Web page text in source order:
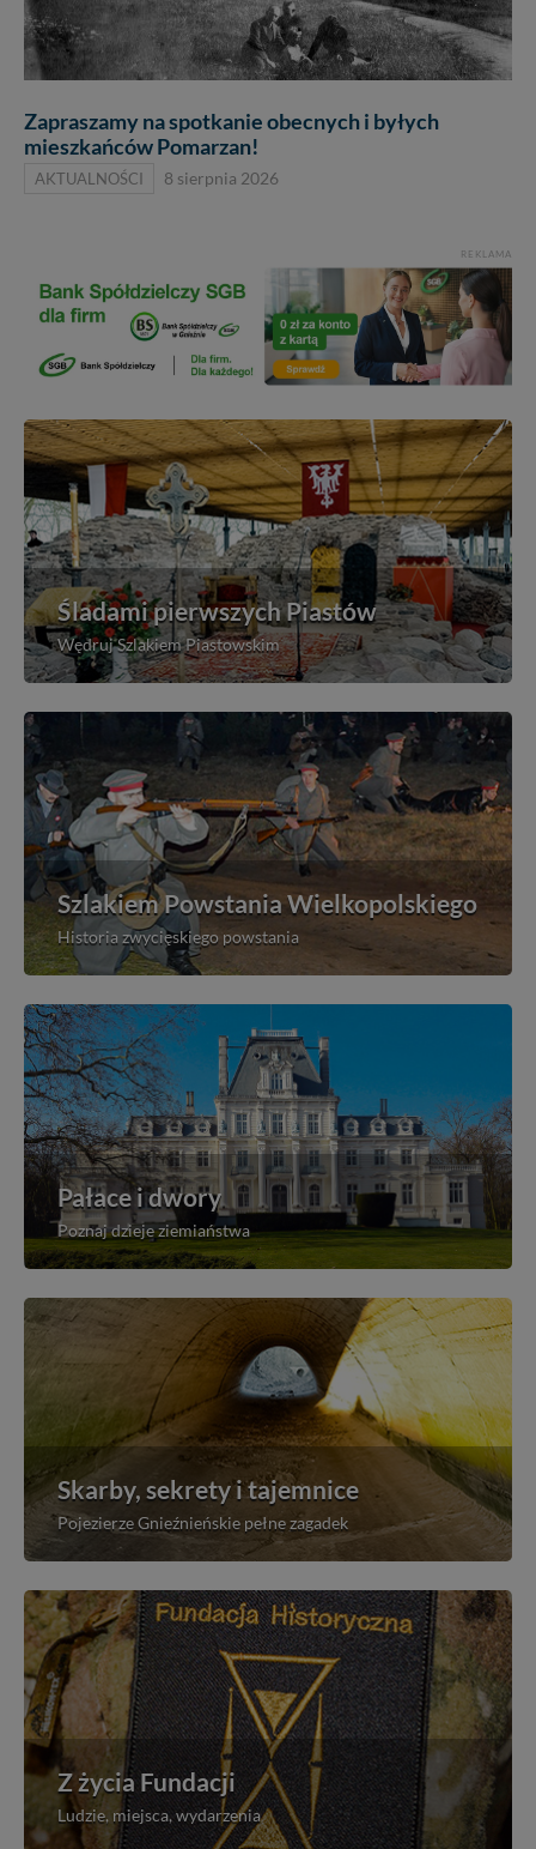
Zapraszamy na spotkanie obecnych i byłych
mieszkańców Pomarzan!
AKTUALNOŚCI 8 sierpnia 2026
REKLAMA
Śladami pierwszych Piastów
Wędruj Szlakiem Piastowskim
Szlakiem Powstania Wielkopolskiego
Historia zwycięskiego powstania
Pałace i dwory
Poznaj dzieje ziemiaństwa
Skarby, sekrety i tajemnice
Pojezierze Gnieźnieńskie pełne zagadek
Z życia Fundacji
Ludzie, miejsca, wydarzenia